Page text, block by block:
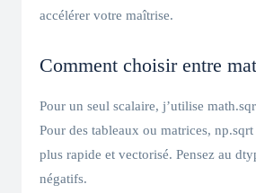
accélérer votre maîtrise.
Comment choisir entre
Pour un seul scalaire, j’utilise
Pour des tableaux ou matrices,
plus rapide et vectorisé. Pensez au
négatifs.